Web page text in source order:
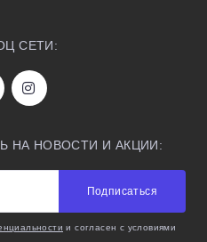
СЕТИ:
НА НОВОСТИ И АКЦИИ:
Подписаться
и согласен с условиями